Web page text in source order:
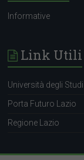
Informative
Link Utili
Università degli
Porta Futuro Lazio
Regione Lazio